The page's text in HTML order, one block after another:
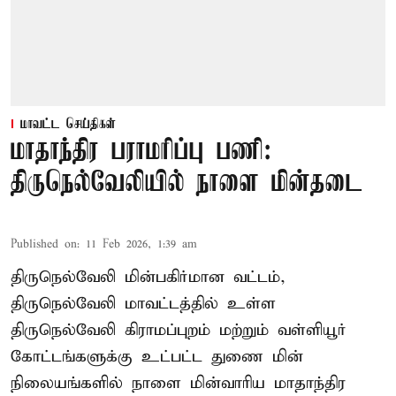
மாவட்ட செய்திகள்
மாதாந்திர பராமரிப்பு பணி:
திருநெல்வேலியில் நாளை மின்தடை
Published on: 11 Feb 2026, 1:39 am
திருநெல்வேலி மின்பகிர்மான வட்டம்,
திருநெல்வேலி மாவட்டத்தில் உள்ள
திருநெல்வேலி கிராமப்புறம் மற்றும் வள்ளியூர்
கோட்டங்களுக்கு உட்பட்ட துணை மின்
நிலையங்களில் நாளை மின்வாரிய மாதாந்திர